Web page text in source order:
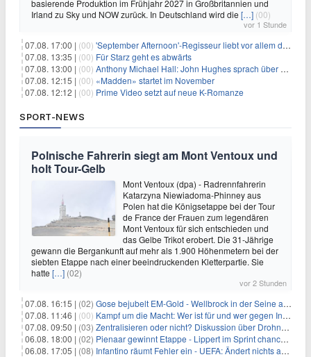
basierende Produktion im Frühjahr 2027 in Großbritannien und
Irland zu Sky und NOW zurück. In Deutschland wird die […] (00)
vor 1 Stunde
07.08. 17:00 | (00) 'September Afternoon'-Regisseur liebt vor allem die 'Banalität' in seinen Filmen
07.08. 13:35 | (00) Für Starz geht es abwärts
07.08. 13:00 | (00) Anthony Michael Hall: John Hughes sprach über eine Fortsetzung von 'The Breakfast Club'
07.08. 12:15 | (00) «Madden» startet im November
07.08. 12:12 | (00) Prime Video setzt auf neue K-Romanze
SPORT-NEWS
Polnische Fahrerin siegt am Mont Ventoux und
holt Tour-Gelb
Mont Ventoux (dpa) - Radrennfahrerin
Katarzyna Niewiadoma-Phinney aus
Polen hat die Königsetappe bei der Tour
de France der Frauen zum legendären
Mont Ventoux für sich entschieden und
das Gelbe Trikot erobert. Die 31-Jährige
gewann die Bergankunft auf mehr als 1.900 Höhenmetern bei der
siebten Etappe nach einer beeindruckenden Kletterpartie. Sie
hatte […] (02)
vor 2 Stunden
07.08. 16:15 | (02) Gose bejubelt EM-Gold - Wellbrock in der Seine ausgebremst
07.08. 11:46 | (00) Kampf um die Macht: Wer ist für und wer gegen Infantino?
07.08. 09:50 | (03) Zentralisieren oder nicht? Diskussion über Drohnenabwehr
06.08. 18:00 | (02) Pienaar gewinnt Etappe - Lippert im Sprint chancenlos
06.08. 17:05 | (08) Infantino räumt Fehler ein - UEFA: Ändert nichts an Boykott